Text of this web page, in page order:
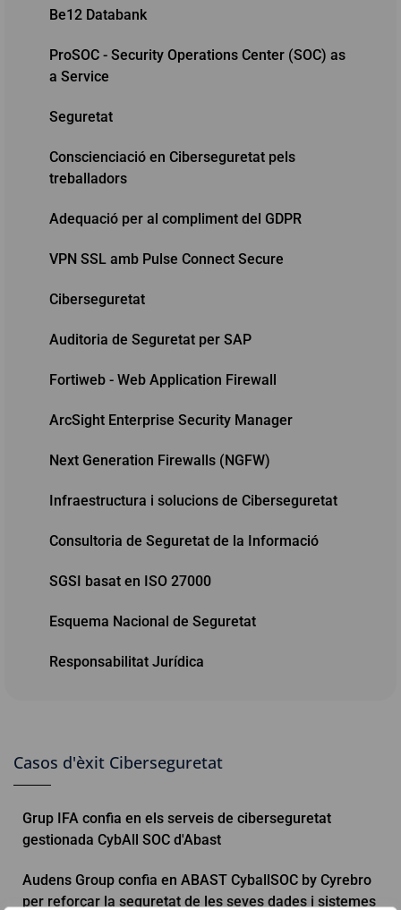
Be12 Databank
ProSOC - Security Operations Center (SOC) as
a Service
Seguretat
Conscienciació en Ciberseguretat pels
treballadors
Adequació per al compliment del GDPR
VPN SSL amb Pulse Connect Secure
Ciberseguretat
Auditoria de Seguretat per SAP
Fortiweb - Web Application Firewall
ArcSight Enterprise Security Manager
Next Generation Firewalls (NGFW)
Infraestructura i solucions de Ciberseguretat
Consultoria de Seguretat de la Informació
SGSI basat en ISO 27000
Esquema Nacional de Seguretat
Responsabilitat Jurídica
Casos d'èxit Ciberseguretat
Grup IFA confia en els serveis de ciberseguretat
gestionada CybAll SOC d'Abast
Audens Group confia en ABAST CyballSOC by Cyrebro
per reforçar la seguretat de les seves dades i sistemes